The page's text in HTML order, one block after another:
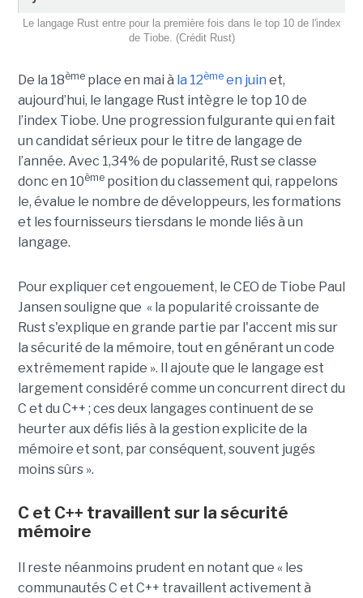
Le langage Rust entre pour la première fois dans le top 10 de l'index
de Tiobe. (Crédit Rust)
De la 18èmeplace en mai à la 12èmeen juin et,
aujourd’hui, le langage Rust intègre le top 10 de
l’index Tiobe. Une progression fulgurante qui en fait
un candidat sérieux pour le titre de langage de
l’année. Avec 1,34% de popularité, Rust se classe
donc en 10èmeposition du classement qui, rappelons
le, évalue le nombre de développeurs, les formations
et les fournisseurs tiersdans le monde liés à un
langage.
Pour expliquer cet engouement, le CEO de Tiobe Paul
Jansen souligne que « la popularité croissante de
Rust s'explique en grande partie par l'accent mis sur
la sécurité de la mémoire, tout en générant un code
extrêmement rapide ». Il ajoute que le langage est
largement considéré comme un concurrent direct du
C et du C++ ; ces deux langages continuent de se
heurter aux défis liés à la gestion explicite de la
mémoire et sont, par conséquent, souvent jugés
moins sûrs ».
C et C++ travaillent sur la sécurité
mémoire
Il reste néanmoins prudent en notant que « les
communautés C et C++ travaillent activement à